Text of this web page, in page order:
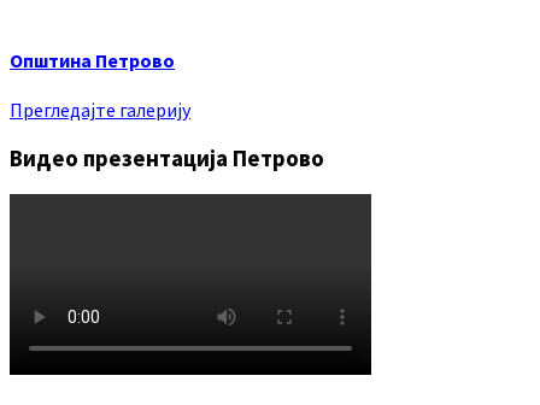
Општина Петрово
Прегледајте галерију
Видео презентација Петрово